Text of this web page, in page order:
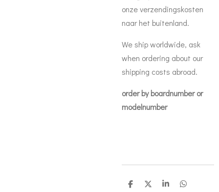
onze verzendingskosten
naar het buitenland.
We ship worldwide, ask
when ordering about our
shipping costs abroad.
order by boardnumber or
modelnumber
D
D
S
D